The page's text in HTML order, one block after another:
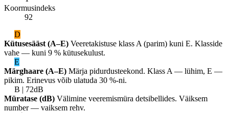
Koormusindeks
92
D
Kütusesääst (A–E) Veeretakistuse klass A (parim) kuni E. Klasside
vahe — kuni 9 % kütusekulust.
E
Märghaare (A–E) Märja pidurdusteekond. Klass A — lühim, E —
pikim. Erinevus võib ulatuda 30 %-ni.
B | 72dB
Müratase (dB) Välimine veeremismüra detsibellides. Väiksem
number — vaiksem rehv.